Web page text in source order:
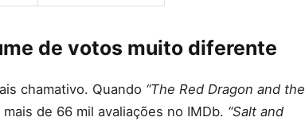
de votos muito diferente
chamativo. Quando “The Red Dragon and the
de 66 mil avaliações no IMDb. “Salt and